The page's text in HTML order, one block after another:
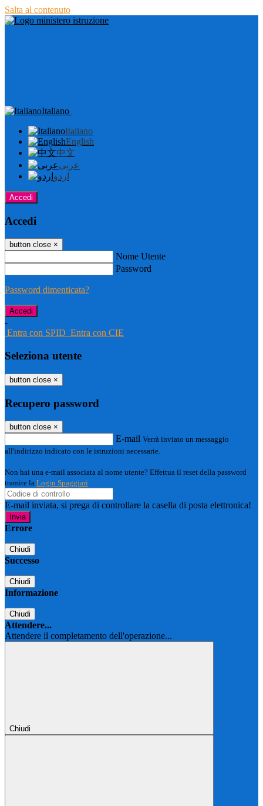
Salta al contenuto
Italiano
Italiano
English
中文
عربى
اردو
Accedi
Accedi
button close ×
Nome Utente
Password
Password dimenticata?
-
Entra con SPID Entra con CIE
Seleziona utente
button close ×
Recupero password
button close ×
E-mail Verrà inviato un messaggio
all'indirizzo indicato con le istruzioni necessarie.
Non hai una e-mail associata al nome utente? Effettua il reset della password
tramite la Login Spaggiari
E-mail inviata, si prega di controllare la casella di posta elettronica!
Errore
Chiudi
Successo
Chiudi
Informazione
Chiudi
Attendere...
Attendere il completamento dell'operazione...
Chiudi